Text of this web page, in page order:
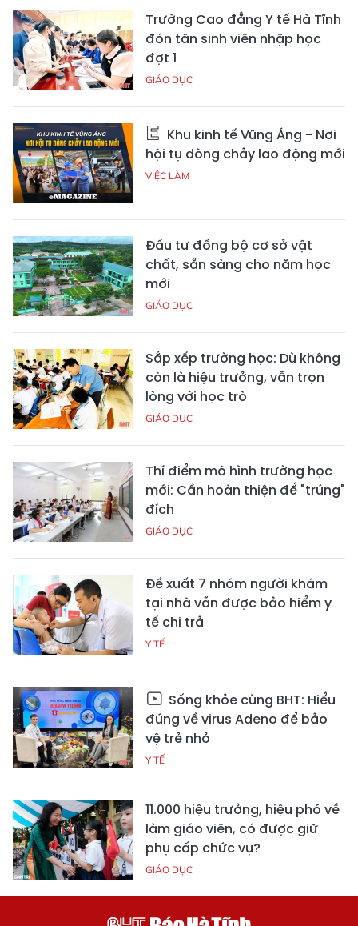
Trường Cao đẳng Y tế Hà Tĩnh
đón tân sinh viên nhập học
đợt 1
GIÁO DỤC
Khu kinh tế Vũng Áng - Nơi
hội tụ dòng chảy lao động mới
VIỆC LÀM
Đầu tư đồng bộ cơ sở vật
chất, sẵn sàng cho năm học
mới
GIÁO DỤC
Sắp xếp trường học: Dù không
còn là hiệu trưởng, vẫn trọn
lòng với học trò
GIÁO DỤC
Thí điểm mô hình trường học
mới: Cần hoàn thiện để "trúng"
đích
GIÁO DỤC
Đề xuất 7 nhóm người khám
tại nhà vẫn được bảo hiểm y
tế chi trả
Y TẾ
Sống khỏe cùng BHT: Hiểu
đúng về virus Adeno để bảo
vệ trẻ nhỏ
Y TẾ
11.000 hiệu trưởng, hiệu phó về
làm giáo viên, có được giữ
phụ cấp chức vụ?
GIÁO DỤC